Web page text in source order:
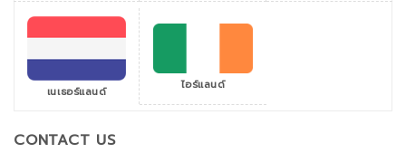
เนเธอร์แลนด์ ไอร์แลนด์
CONTACT US